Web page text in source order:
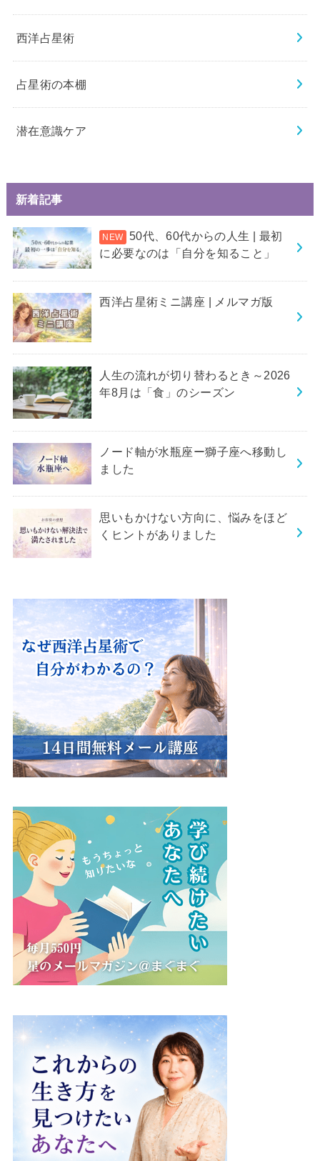
西洋占星術
占星術の本棚
潜在意識ケア
新着記事
50代、60代からの人生 | 最初
に必要なのは「自分を知ること」
西洋占星術ミニ講座 | メルマガ版
人生の流れが切り替わるとき～2026
年8月は「食」のシーズン
ノード軸が水瓶座ー獅子座へ移動し
ました
思いもかけない方向に、悩みをほど
くヒントがありました